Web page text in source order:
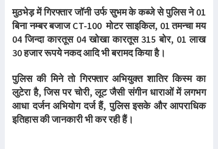
मुठभेड़ में गिरफ्तार जॉनी उर्फ सुभम के कब्जे से पुलिस ने 01
बिना नम्बर बजाज CT-100 मोटर साइकिल, 01 तमन्चा मय
04 जिन्दा कारतूस 04 खोखा कारतूस 315 बोर, 01 लाख
30 हजार रूपये नकद आदि भी बरामद किया है।
पुलिस की मिने तो गिरफ्तार अभियुक्त शातिर किस्म का
लुटेरा है, जिस पर चोरी, लूट जैसी संगीन धाराओं में लगभग
आधा दर्जन अभियोग दर्ज हैं, पुलिस इसके और आपराधिक
इतिहास की जानकारी भी कर रही हैं।